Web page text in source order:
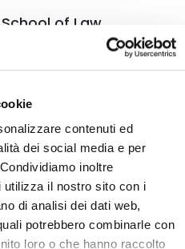
contenuti ed
dei social media e per
inoltre
utilizza il nostro sito con i
di analisi dei dati web,
potrebbero combinarle con
loro o che hanno raccolto
School of Law
nel corso di un
presso la Luiss
School of Law
Nedcommunity